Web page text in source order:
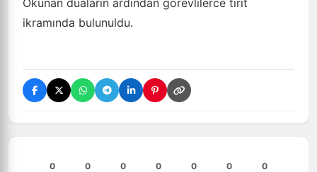
Okunan duaların ardından görevlilerce tirit
ikramında bulunuldu.
0 0 0 0 0 0 0